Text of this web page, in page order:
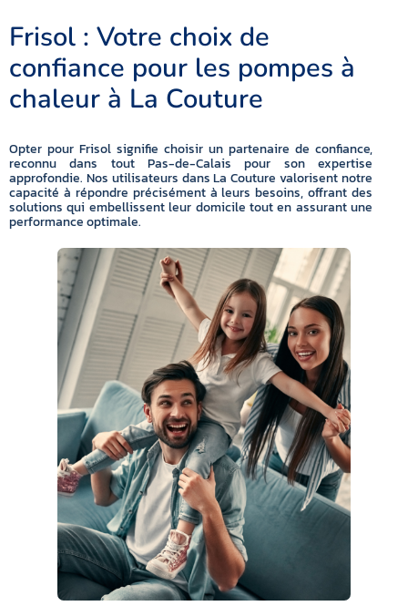
Frisol : Votre choix de
confiance pour les pompes à
chaleur à La Couture
Opter pour Frisol signifie choisir un partenaire de confiance,
reconnu dans tout Pas-de-Calais pour son expertise
approfondie. Nos utilisateurs dans La Couture valorisent notre
capacité à répondre précisément à leurs besoins, offrant des
solutions qui embellissent leur domicile tout en assurant une
performance optimale.